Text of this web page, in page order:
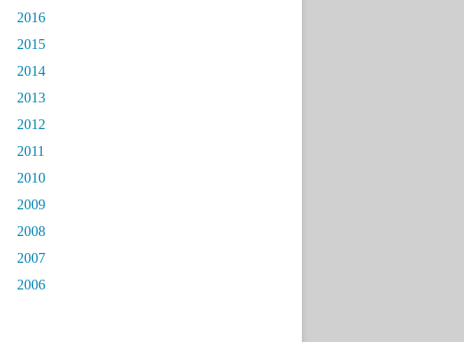
2016
2015
2014
2013
2012
2011
2010
2009
2008
2007
2006